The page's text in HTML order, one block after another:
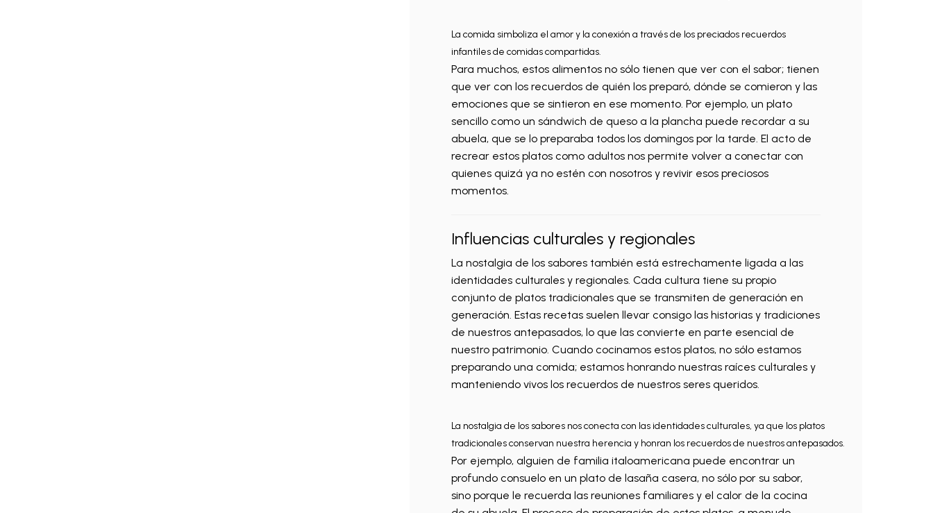
La comida simboliza el amor y la conexión a través de los preciados recuerdos
infantiles de comidas compartidas.
Para muchos, estos alimentos no sólo tienen que ver con el sabor; tienen
que ver con los recuerdos de quién los preparó, dónde se comieron y las
emociones que se sintieron en ese momento. Por ejemplo, un plato
sencillo como un sándwich de queso a la plancha puede recordar a su
abuela, que se lo preparaba todos los domingos por la tarde. El acto de
recrear estos platos como adultos nos permite volver a conectar con
quienes quizá ya no estén con nosotros y revivir esos preciosos
momentos.
Influencias culturales y regionales
La nostalgia de los sabores también está estrechamente ligada a las
identidades culturales y regionales. Cada cultura tiene su propio
conjunto de platos tradicionales que se transmiten de generación en
generación. Estas recetas suelen llevar consigo las historias y tradiciones
de nuestros antepasados, lo que las convierte en parte esencial de
nuestro patrimonio. Cuando cocinamos estos platos, no sólo estamos
preparando una comida; estamos honrando nuestras raíces culturales y
manteniendo vivos los recuerdos de nuestros seres queridos.
La nostalgia de los sabores nos conecta con las identidades culturales, ya que los platos
tradicionales conservan nuestra herencia y honran los recuerdos de nuestros antepasados.
Por ejemplo, alguien de familia italoamericana puede encontrar un
profundo consuelo en un plato de lasaña casera, no sólo por su sabor,
sino porque le recuerda las reuniones familiares y el calor de la cocina